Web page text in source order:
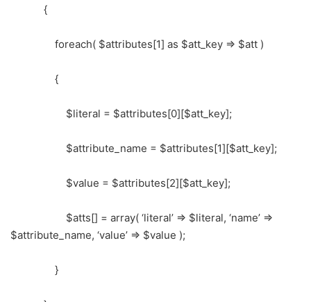
{
foreach( $attributes[1] as $att_key => $att )
{
$literal = $attributes[0][$att_key];
$attribute_name = $attributes[1][$att_key];
$value = $attributes[2][$att_key];
$atts[] = array( ‘literal’ => $literal, ‘name’ =>
$attribute_name, ‘value’ => $value );
}